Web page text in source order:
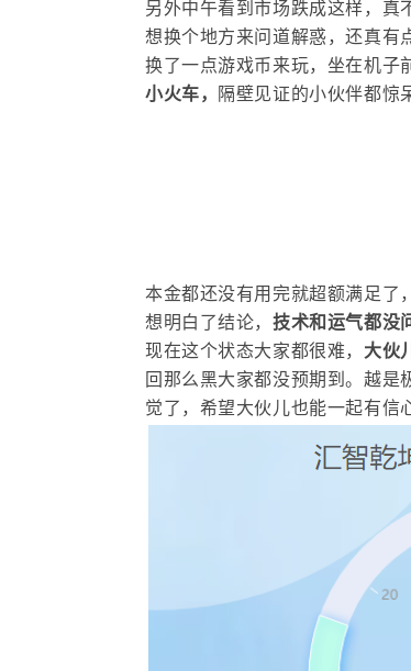
另外中午看到市场跌成这样，真
想换个地方来问道解惑，还真有
换了一点游戏币来玩，坐在机子
小火车，
隔壁见证的小伙伴都惊
本金都还没有用完就超额满足了
想明白了结论，技术和运气都没
现在这个状态大家都很难， 大伙
回那么黑大家都没预期到。越
觉了，希望大伙儿也能一起有信